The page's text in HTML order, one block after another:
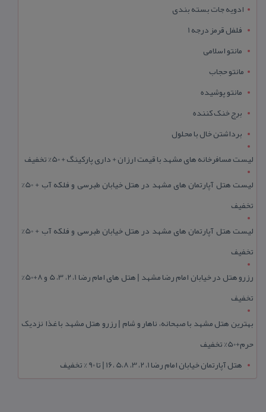
ادویه جات بسته بندی
فلفل قرمز درجه 1
مانتو اسلامی
مانتو حجاب
مانتو پوشیده
برج خنک کننده
برداشتن خال با محلول
لیست مسافرخانه های مشهد با قیمت ارزان + داری پارکینگ + 50% تخفیف
لیست هتل آپارتمان های مشهد در هتل خیابان طبرسی و فلکه آب + 50%
تخفیف
لیست هتل آپارتمان های مشهد در هتل خیابان طبرسی و فلکه آب + 50%
تخفیف
رزرو هتل در خیابان امام رضا مشهد | هتل‌ های امام رضا 1، 2، 3، 5 و 8+50%
تخفیف
بهترین هتل مشهد با صبحانه، ناهار و شام | رزرو هتل مشهد با غذا نزدیک
حرم+50% تخفیف
هتل آپارتمان خیابان امام رضا 1، 2، 3، 5،8 ،16 | تا 90 % تخفیف